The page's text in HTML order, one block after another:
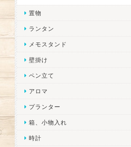
置物
ランタン
メモスタンド
壁掛け
ペン立て
アロマ
プランター
箱、小物入れ
時計